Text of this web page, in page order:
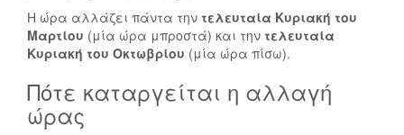
Η ώρα αλλάζει πάντα την τελευταία Κυριακή του
Μαρτίου (μία ώρα μπροστά) και την τελευταία
Κυριακή του Οκτωβρίου (μία ώρα πίσω).
Πότε καταργείται η αλλαγή
ώρας